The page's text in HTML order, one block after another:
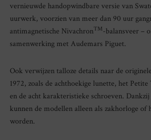
vernieuwde handopwindbare versie van
uurwerk, voorzien van meer dan 90 uur
antimagnetische NivachronTM-balansveer –
samenwerking met Audemars Piguet.
Ook verwijzen talloze details naar de
1972, zoals de achthoekige lunette, het
en de acht karakteristieke schroeven.
kunnen de modellen alleen als zakhorloge of
worden.